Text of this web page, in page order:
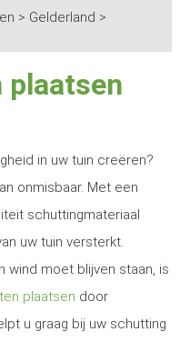
> Gelderland >
in uw tuin creëren?
onmisbaar. Met een
schuttingmateriaal
uw tuin versterkt.
wind moet blijven staan, is
plaatsen door
u graag bij uw schutting